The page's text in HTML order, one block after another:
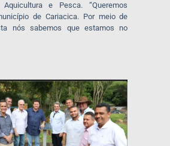
Aquicultura e Pesca. “Queremos
de Cariacica. Por meio de
nós sabemos que estamos no